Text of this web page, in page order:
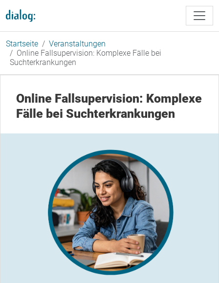
Startseite
Veranstaltungen
Online Fallsupervision: Komplexe Fälle bei
Suchterkrankungen
Online Fallsupervision: Komplexe
Fälle bei Suchterkrankungen